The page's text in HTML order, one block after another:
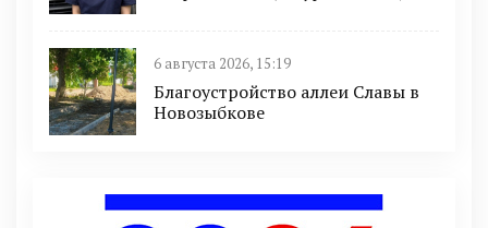
6 августа 2026, 15:19
Благоустройство аллеи Славы в
Новозыбкове